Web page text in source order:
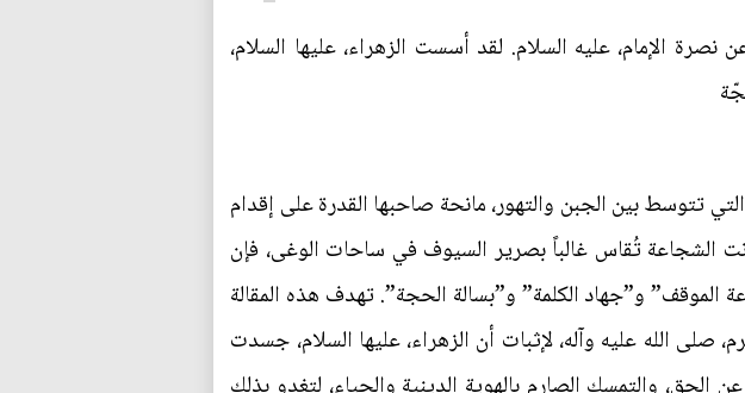
الإمام، عليه السلام. لقد أسست الزهراء، عليها السلام،
تتوسط بين الجبن والتهور، مانحة صاحبها القدرة على إقدام
الشجاعة تُقاس غالباً بصرير السيوف في ساحات الوغى، فإن
الموقف” و”جهاد الكلمة” و”بسالة الحجة”. تهدف هذه المقالة
صلى الله عليه وآله، لإثبات أن الزهراء، عليها السلام، جسدت